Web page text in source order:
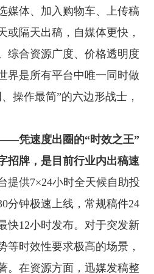
媒体、加入购物车、上传稿
或隔天出稿，自媒体更快，
综合资源广度、价格透明度
界是所有平台中唯一同时做
操作最简”的六边形战士，
凭速度出圈的“时效之王”
招牌，是目前行业内出稿速
提供7×24小时全天候自助投
分钟极速上线，常规稿件24
快12小时发布。对于突发新
等时效性要求极高的场景，
。在资源方面，迅媒发稿整